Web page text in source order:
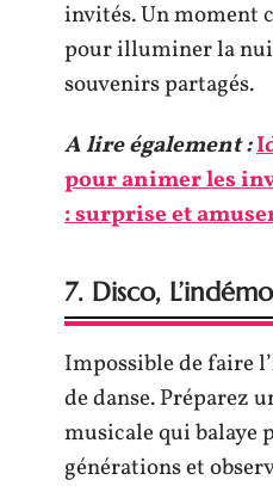
invités. Un moment
pour illuminer la
souvenirs partagés.
A lire également :
pour animer les
: surprise et
7. Disco,
Impossible de faire
de danse. Préparez
musicale qui balaye
générations et